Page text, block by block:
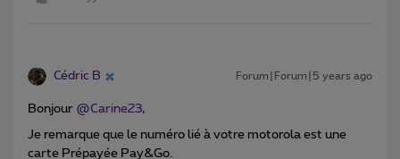
Cédric B Forum|Forum|5 years ago
Bonjour @Carine23,
Je remarque que le numéro lié à votre motorola est une
carte Prépayée Pay&Go.